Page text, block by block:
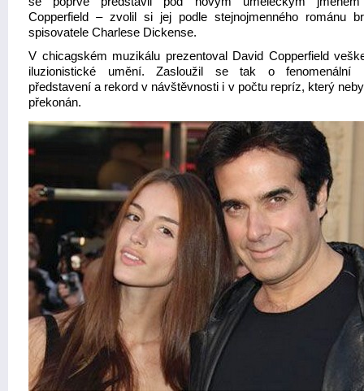
Copperfield – zvolil si jej podle stejnojmenného románu
spisovatele Charlese Dickense.
V chicagském muzikálu prezentoval David Copperfield
iluzionistické umění. Zasloužil se tak o fenomenální
představení a rekord v návštěvnosti i v počtu repríz, který
překonán.